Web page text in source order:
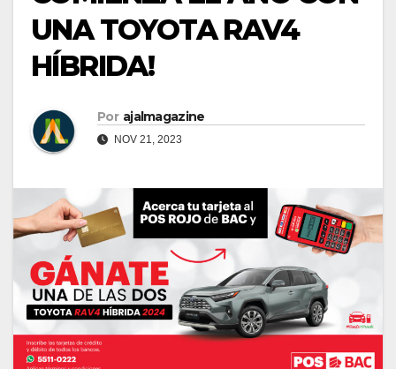
UNA TOYOTA RAV4
HÍBRIDA!
Por ajalmagazine
NOV 21, 2023